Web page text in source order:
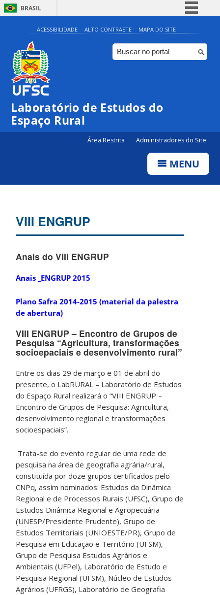
BRASIL
Simplifique!
Comunica BR
Participe
Canais
ACESSIBILIDADE ALTO CONTRASTE MAPA DO SITE
Laboratório de Estudos do
Espaço Rural
Área Restrita Administradores do Site
MENU
VIII ENGRUP
Anais do VIII ENGRUP
Anais _ENGRUP 2015
Plano Safra 2014-2015 (material da palestra
de abertura)
VIII ENGRUP – Encontro de Grupos de
Pesquisa “Agricultura, transformações
socioepaciais e desenvolvimento rural”
Entre os dias 29 de março e 01 de abril do
presente, o LabRURAL – Laboratório de Estudos
do Espaço Rural realizará o “VIII ENGRUP –
Encontro de Grupos de Pesquisa: Agricultura,
desenvolvimento regional e transformações
socioespaciais”.
Trata-se do evento regular de uma rede de
pesquisa na área de geografia agrária/rural,
constituída por doze grupos certificados pelo
CNPq, assim nominados: Estudos da Dinâmica
Regional e de Processos Rurais (UFSC), Grupo de
Estudos Dinâmica Regional e Agropecuária
(UNESP/Presidente Prudente), Grupo de
Estudos Territoriais (UNIOESTE/PR), Grupo de
Pesquisa em Educação e Território (UFSM),
Grupo de Pesquisa Estudos Agrários e
Ambientais (UFPel), Laboratório de Estudo e
Pesquisa Regional (UFSM), Núcleo de Estudos
Agrários (UFRGS), Laboratório de Geografia